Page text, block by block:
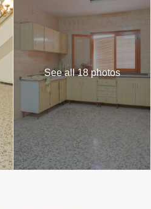
See all 18 photos